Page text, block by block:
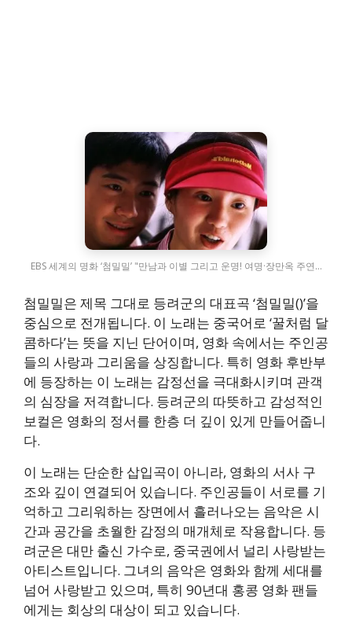
EBS 세계의 명화 ‘첨밀밀’ "만남과 이별 그리고 운명! 여명·장만옥 주연…
첨밀밀은 제목 그대로 등려군의 대표곡 ‘첨밀밀()’을
중심으로 전개됩니다. 이 노래는 중국어로 ‘꿀처럼 달
콤하다’는 뜻을 지닌 단어이며, 영화 속에서는 주인공
들의 사랑과 그리움을 상징합니다. 특히 영화 후반부
에 등장하는 이 노래는 감정선을 극대화시키며 관객
의 심장을 저격합니다. 등려군의 따뜻하고 감성적인
보컬은 영화의 정서를 한층 더 깊이 있게 만들어줍니
다.
이 노래는 단순한 삽입곡이 아니라, 영화의 서사 구
조와 깊이 연결되어 있습니다. 주인공들이 서로를 기
억하고 그리워하는 장면에서 흘러나오는 음악은 시
간과 공간을 초월한 감정의 매개체로 작용합니다. 등
려군은 대만 출신 가수로, 중국권에서 널리 사랑받는
아티스트입니다. 그녀의 음악은 영화와 함께 세대를
넘어 사랑받고 있으며, 특히 90년대 홍콩 영화 팬들
에게는 회상의 대상이 되고 있습니다.